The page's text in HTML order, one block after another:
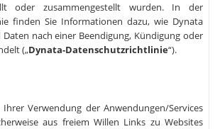
oder zusammengestellt wurden. In der
finden Sie Informationen dazu, wie Dynata
nach einer Beendigung, Kündigung oder
(„Dynata-Datenschutzrichtlinie“).
Verwendung der Anwendungen/Services
aus freiem Willen Links zu Websites